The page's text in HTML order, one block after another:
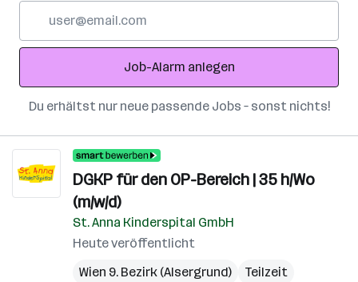
Adresse
Job-Alarm anlegen
Du erhältst nur neue passende Jobs – sonst nichts!
DGKP für den OP-Bereich | 35 h/Wo
(m/w/d)
St. Anna Kinderspital GmbH
Heute veröffentlicht
Wien 9. Bezirk (Alsergrund)
Teilzeit